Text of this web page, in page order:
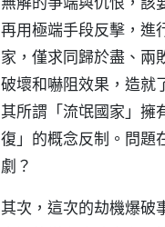
再用極端手段反擊，進
家，僅求同歸於盡、兩
破壞和嚇阻效果，造就
其所謂「流氓國家」擁
復」的概念反制。問題
劇？
其次，這次的劫機爆破